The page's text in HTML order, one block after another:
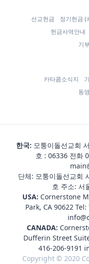
선교헌금 정기헌금 (
헌금사역안내
기
카타콤소식지
동
한국: 모퉁이돌선교회
호 : 06336 전화
단체: 모퉁이돌선교회
호 주소: 서
USA: Cornerstone
Park, CA 90622 Tel:
CANADA:
Dufferin Street
416-206-9191
Copyright © 2020